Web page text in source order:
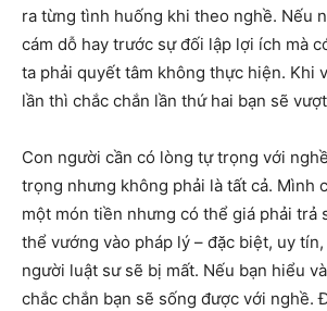
ra từng tình huống khi theo nghề. Nếu
cám dỗ hay trước sự đối lập lợi ích mà
ta phải quyết tâm không thực hiện. Khi
lần thì chắc chắn lần thứ hai bạn sẽ
Con người cần có lòng tự trọng với
trọng nhưng không phải là tất cả. Mình
một món tiền nhưng có thể giá phải trả
thể vướng vào pháp lý – đặc biệt, uy
người luật sư sẽ bị mất. Nếu bạn hiểu
chắc chắn bạn sẽ sống được với nghề.